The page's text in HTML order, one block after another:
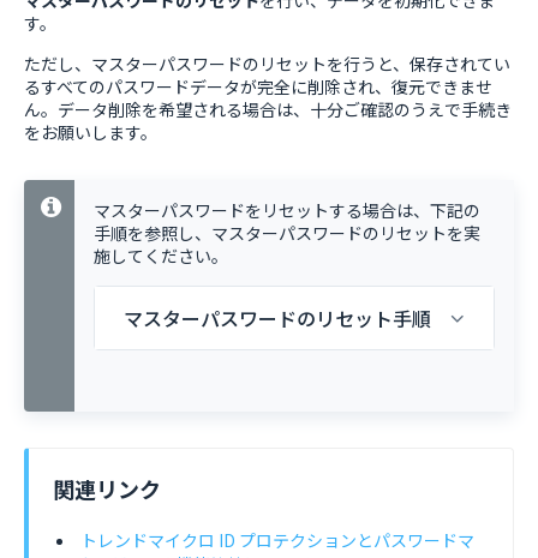
す。
ただし、マスターパスワードのリセットを行うと、保存されてい
るすべてのパスワードデータが完全に削除され、復元できませ
ん。データ削除を希望される場合は、十分ご確認のうえで手続き
をお願いします。
マスターパスワードをリセットする場合は、下記の
手順を参照し、マスターパスワードのリセットを実
施してください。
マスターパスワードのリセット手順
関連リンク
トレンドマイクロ ID プロテクションとパスワードマ